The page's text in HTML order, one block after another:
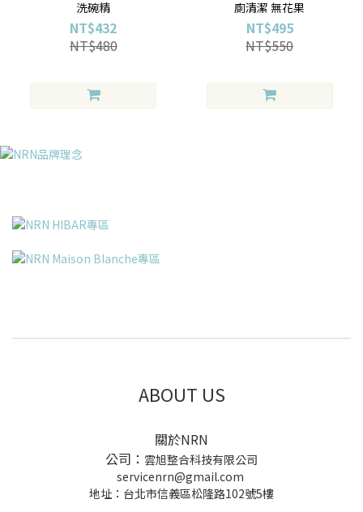
洗碗精
NT$432
NT$480
廁清潔 無花果
NT$495
NT$550
ABOUT US
關於NRN
公司： 雲旭整合科技有限公司
servicenrn@gmail.com
地址：台北市信義區松隆路102號5樓